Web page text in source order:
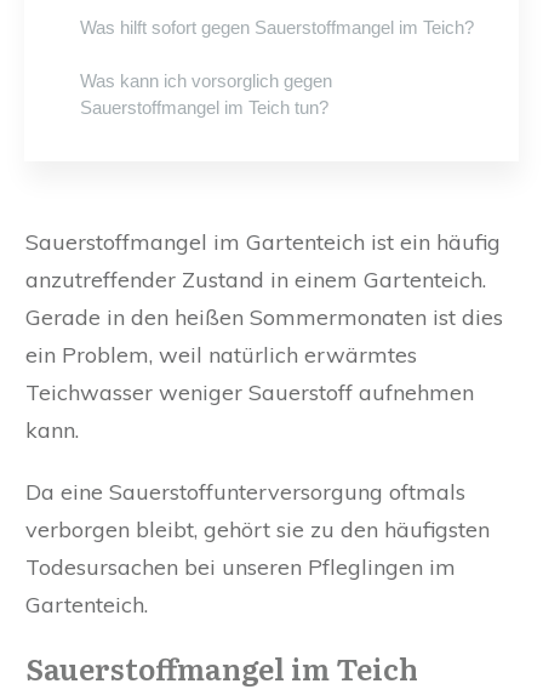
Was hilft sofort gegen Sauerstoffmangel im Teich?
Was kann ich vorsorglich gegen
Sauerstoffmangel im Teich tun?
Sauerstoffmangel im Gartenteich ist ein häufig
anzutreffender Zustand in einem Gartenteich.
Gerade in den heißen Sommermonaten ist dies
ein Problem, weil natürlich erwärmtes
Teichwasser weniger Sauerstoff aufnehmen
kann.
Da eine Sauerstoffunterversorgung oftmals
verborgen bleibt, gehört sie zu den häufigsten
Todesursachen bei unseren Pfleglingen im
Gartenteich.
Sauerstoffmangel im Teich